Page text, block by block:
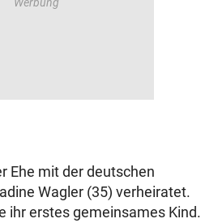
Ehe mit der deutschen
Wagler (35) verheiratet.
ihr erstes gemeinsames Kind.